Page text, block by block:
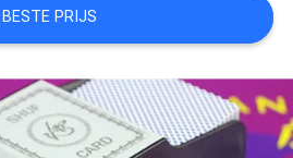
BESTE PRIJS